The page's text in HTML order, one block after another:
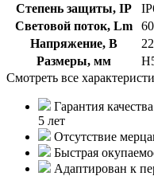
Степень защиты, IP
Световой поток, Lm
Напряжение, В
Размеры, мм
Смотреть все
Гарантия качества
5 лет
Отсутствие
Быстрая
Адаптирован к